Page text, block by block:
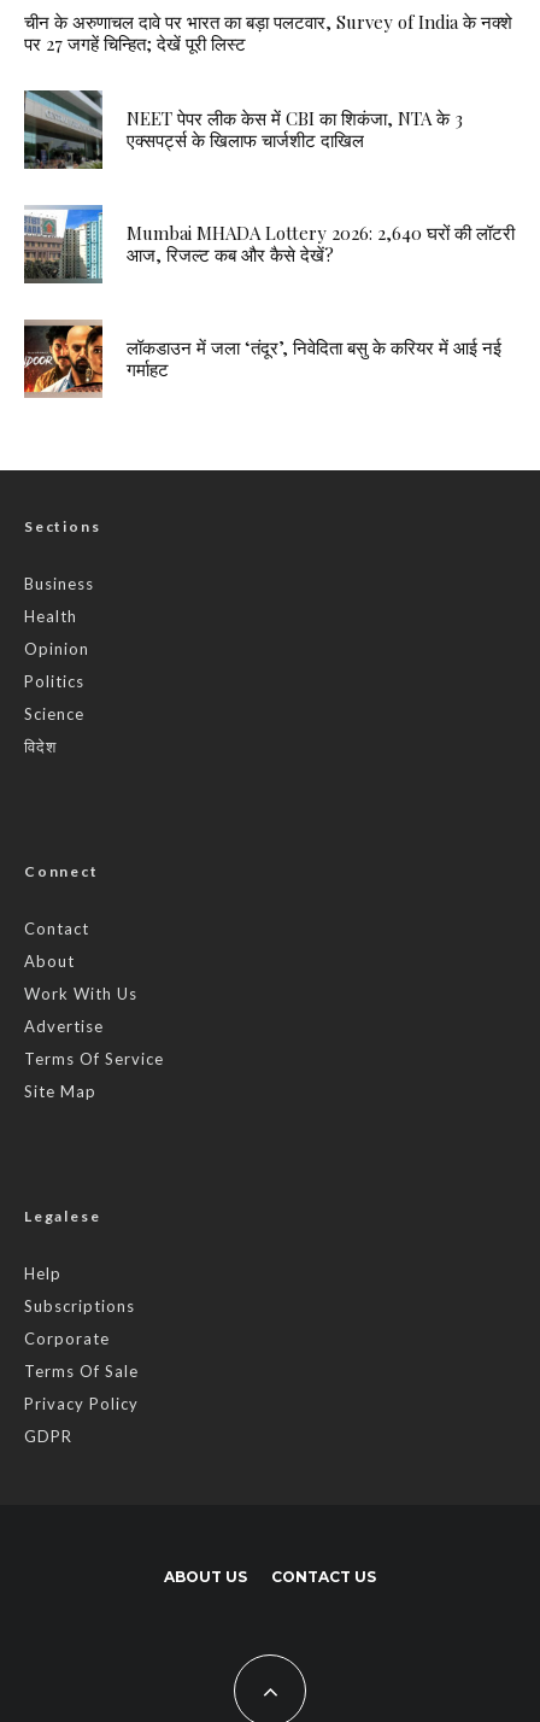
चीन के अरुणाचल दावे पर भारत का बड़ा पलटवार, Survey of India के नक्शे
पर 27 जगहें चिन्हित; देखें पूरी लिस्ट
NEET पेपर लीक केस में CBI का शिकंजा, NTA के 3
एक्सपर्ट्स के खिलाफ चार्जशीट दाखिल
Mumbai MHADA Lottery 2026: 2,640 घरों की लॉटरी
आज, रिजल्ट कब और कैसे देखें?
लॉकडाउन में जला ‘तंदूर’, निवेदिता बसु के करियर में आई नई
गर्माहट
Sections
Business
Health
Opinion
Politics
Science
विदेश
Connect
Contact
About
Work With Us
Advertise
Terms Of Service
Site Map
Legalese
Help
Subscriptions
Corporate
Terms Of Sale
Privacy Policy
GDPR
ABOUT US CONTACT US